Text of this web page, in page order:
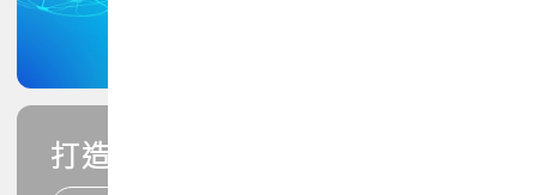
打造您的PCB專業技能